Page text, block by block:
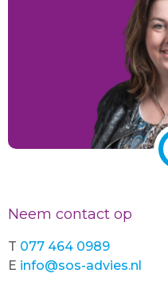
Neem contact op
T 077 464 0989
E info@sos-advies.nl